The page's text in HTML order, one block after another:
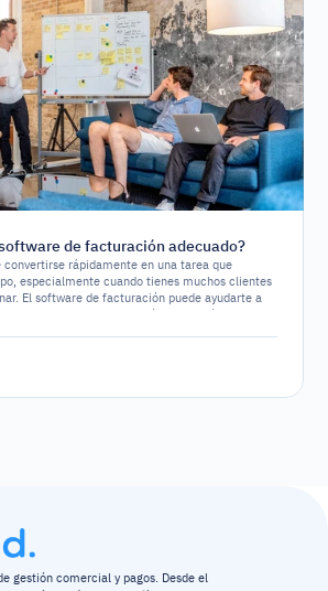
de facturación adecuado?
rápidamente en una tarea que
especialmente cuando tienes muchos clientes
El software de facturación puede ayudarte a
el proceso de facturación, permitiéndote
gestión comercial y pagos. Desde el